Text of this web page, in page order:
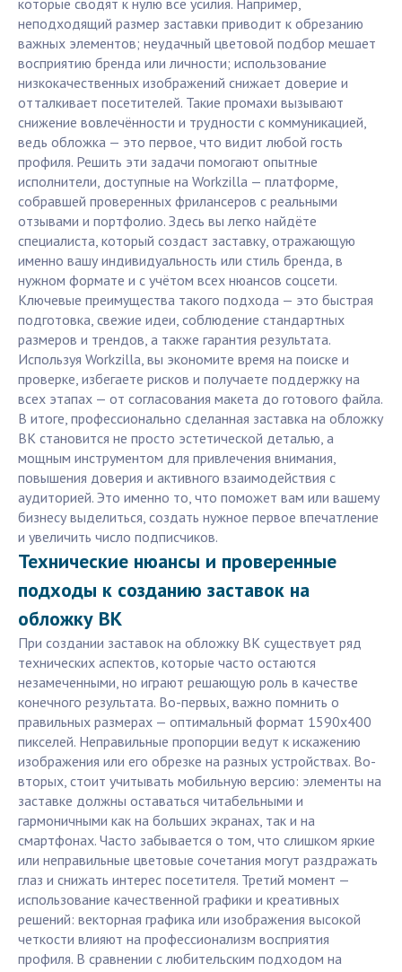
которые сводят к нулю все усилия. Например,
неподходящий размер заставки приводит к обрезанию
важных элементов; неудачный цветовой подбор мешает
восприятию бренда или личности; использование
низкокачественных изображений снижает доверие и
отталкивает посетителей. Такие промахи вызывают
снижение вовлечённости и трудности с коммуникацией,
ведь обложка — это первое, что видит любой гость
профиля. Решить эти задачи помогают опытные
исполнители, доступные на Workzilla — платформе,
собравшей проверенных фрилансеров с реальными
отзывами и портфолио. Здесь вы легко найдёте
специалиста, который создаст заставку, отражающую
именно вашу индивидуальность или стиль бренда, в
нужном формате и с учётом всех нюансов соцсети.
Ключевые преимущества такого подхода — это быстрая
подготовка, свежие идеи, соблюдение стандартных
размеров и трендов, а также гарантия результата.
Используя Workzilla, вы экономите время на поиске и
проверке, избегаете рисков и получаете поддержку на
всех этапах — от согласования макета до готового файла.
В итоге, профессионально сделанная заставка на обложку
ВК становится не просто эстетической деталью, а
мощным инструментом для привлечения внимания,
повышения доверия и активного взаимодействия с
аудиторией. Это именно то, что поможет вам или вашему
бизнесу выделиться, создать нужное первое впечатление
и увеличить число подписчиков.
Технические нюансы и проверенные
подходы к созданию заставок на
обложку ВК
При создании заставок на обложку ВК существует ряд
технических аспектов, которые часто остаются
незамеченными, но играют решающую роль в качестве
конечного результата. Во-первых, важно помнить о
правильных размерах — оптимальный формат 1590х400
пикселей. Неправильные пропорции ведут к искажению
изображения или его обрезке на разных устройствах. Во-
вторых, стоит учитывать мобильную версию: элементы на
заставке должны оставаться читабельными и
гармоничными как на больших экранах, так и на
смартфонах. Часто забывается о том, что слишком яркие
или неправильные цветовые сочетания могут раздражать
глаз и снижать интерес посетителя. Третий момент —
использование качественной графики и креативных
решений: векторная графика или изображения высокой
четкости влияют на профессионализм восприятия
профиля. В сравнении с любительским подходом на